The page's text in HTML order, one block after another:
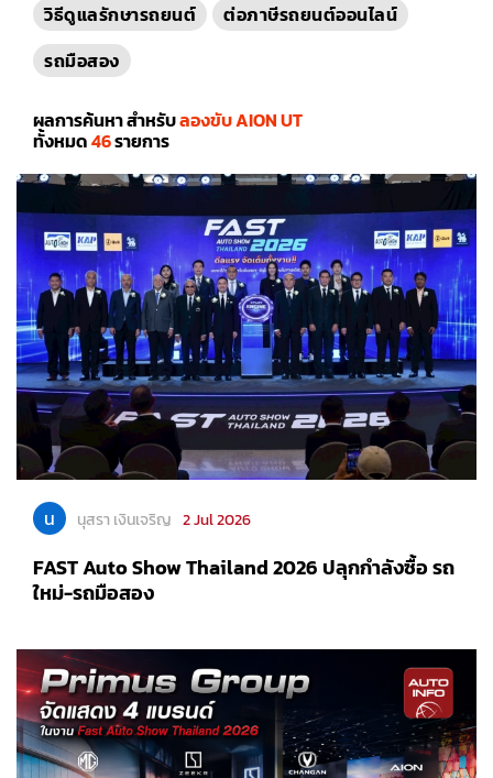
วิธีดูแลรักษารถยนต์
ต่อภาษีรถยนต์ออนไลน์
รถมือสอง
ผลการค้นหา สำหรับลองขับ AION UT
ทั้งหมด46รายการ
น นุสรา เงินเจริญ 2 Jul 2026
FAST Auto Show Thailand 2026 ปลุกกำลังซื้อ รถ
ใหม่-รถมือสอง